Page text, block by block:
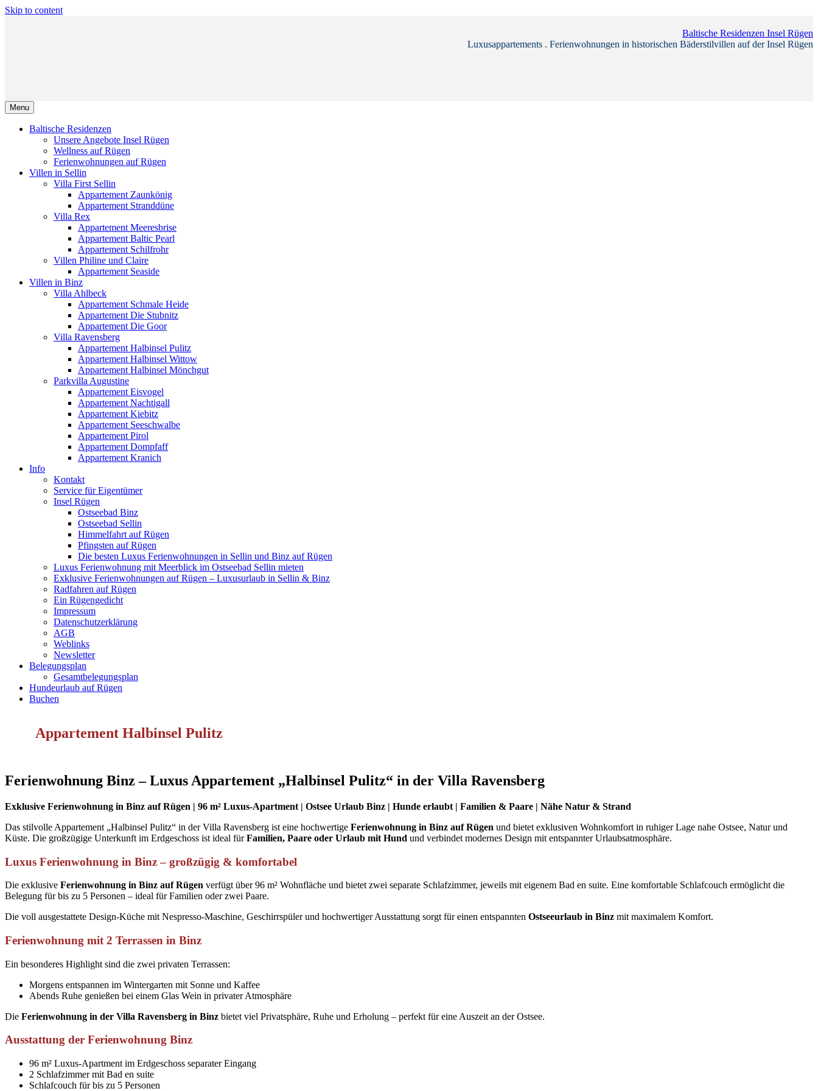
Skip to content
Baltische Residenzen Insel Rügen
Luxusappartements . Ferienwohnungen in historischen Bäderstilvillen auf der Insel Rügen
Menu
Baltische Residenzen
Unsere Angebote Insel Rügen
Wellness auf Rügen
Ferienwohnungen auf Rügen
Villen in Sellin
Villa First Sellin
Appartement Zaunkönig
Appartement Stranddüne
Villa Rex
Appartement Meeresbrise
Appartement Baltic Pearl
Appartement Schilfrohr
Villen Philine und Claire
Appartement Seaside
Villen in Binz
Villa Ahlbeck
Appartement Schmale Heide
Appartement Die Stubnitz
Appartement Die Goor
Villa Ravensberg
Appartement Halbinsel Pulitz
Appartement Halbinsel Wittow
Appartement Halbinsel Mönchgut
Parkvilla Augustine
Appartement Eisvogel
Appartement Nachtigall
Appartement Kiebitz
Appartement Seeschwalbe
Appartement Pirol
Appartement Dompfaff
Appartement Kranich
Info
Kontakt
Service für Eigentümer
Insel Rügen
Ostseebad Binz
Ostseebad Sellin
Himmelfahrt auf Rügen
Pfingsten auf Rügen
Die besten Luxus Ferienwohnungen in Sellin und Binz auf Rügen
Luxus Ferienwohnung mit Meerblick im Ostseebad Sellin mieten
Exklusive Ferienwohnungen auf Rügen – Luxusurlaub in Sellin & Binz
Radfahren auf Rügen
Ein Rügengedicht
Impressum
Datenschutzerklärung
AGB
Weblinks
Newsletter
Belegungsplan
Gesamtbelegungsplan
Hundeurlaub auf Rügen
Buchen
Appartement Halbinsel Pulitz
Ferienwohnung Binz – Luxus Appartement „Halbinsel Pulitz“ in der Villa Ravensberg
Exklusive Ferienwohnung in Binz auf Rügen | 96 m² Luxus-Apartment | Ostsee Urlaub Binz | Hunde erlaubt | Familien & Paare | Nähe Natur & Strand
Das stilvolle Appartement „Halbinsel Pulitz“ in der Villa Ravensberg ist eine hochwertige Ferienwohnung in Binz auf Rügen und bietet exklusiven Wohnkomfort in ruhiger Lage nahe Ostsee, Natur und
Küste. Die großzügige Unterkunft im Erdgeschoss ist ideal fürFamilien, Paare oder Urlaub mit Hund und verbindet modernes Design mit entspannter Urlaubsatmosphäre.
Luxus Ferienwohnung in Binz – großzügig & komfortabel
Die exklusive Ferienwohnung in Binz auf Rügen verfügt über 96 m² Wohnfläche und bietet zwei separate Schlafzimmer, jeweils mit eigenem Bad en suite. Eine komfortable Schlafcouch ermöglicht die
Belegung für bis zu 5 Personen – ideal für Familien oder zwei Paare.
Die voll ausgestattete Design-Küche mit Nespresso-Maschine, Geschirrspüler und hochwertiger Ausstattung sorgt für einen entspannten Ostseeurlaub in Binz mit maximalem Komfort.
Ferienwohnung mit 2 Terrassen in Binz
Ein besonderes Highlight sind die zwei privaten Terrassen:
Morgens entspannen im Wintergarten mit Sonne und Kaffee
Abends Ruhe genießen bei einem Glas Wein in privater Atmosphäre
Die Ferienwohnung in der Villa Ravensberg in Binz bietet viel Privatsphäre, Ruhe und Erholung – perfekt für eine Auszeit an der Ostsee.
Ausstattung der Ferienwohnung Binz
96 m² Luxus-Apartment im Erdgeschoss separater Eingang
2 Schlafzimmer mit Bad en suite
Schlafcouch für bis zu 5 Personen